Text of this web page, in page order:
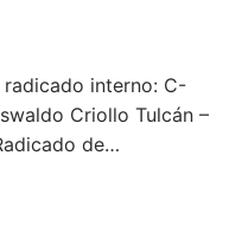
radicado interno: C-
Criollo Tulcán –
de…